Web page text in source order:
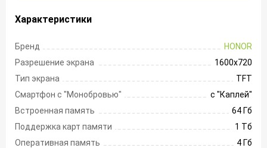
Характеристики
Бренд
HONOR
Разрешение экрана
1600х720
Тип экрана
TFT
Смартфон с "Монобровью"
с "Каплей"
Встроенная память
64 Гб
Поддержка карт памяти
1 Тб
Оперативная память
4 Гб